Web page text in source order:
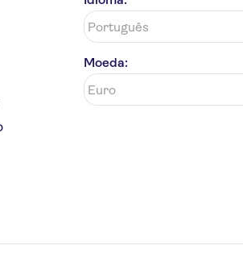
Moeda: